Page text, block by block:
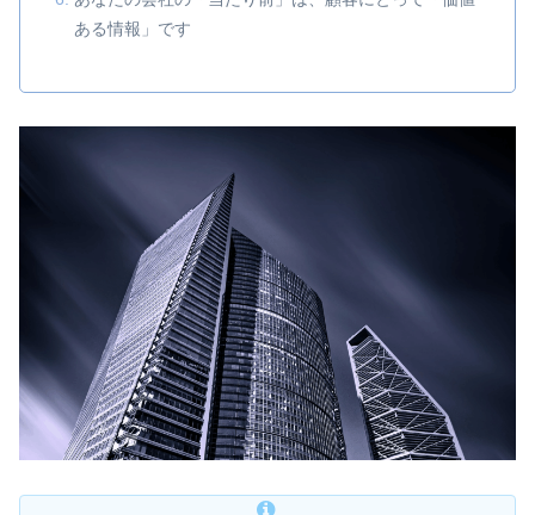
ある情報」です